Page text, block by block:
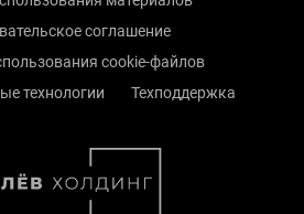
соглашение
cookie-файлов
технологии
Техподдержка